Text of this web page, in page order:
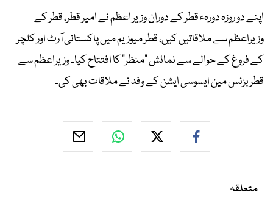
اپنے دو روزہ دورہء قطر کے دوران وزیر اعظم نے امیر قطر، قطر کے
وزیراعظم سے ملاقاتیں کیں، قطر میوزیم میں پاکستانی آرٹ اور کلچر
کے فروغ کے حوالے سے نمائش "منظر" کا افتتاح کیا۔ وزیراعظم سے
قطر بزنس مین ایسوسی ایشن کے وفد نے ملاقات بھی کی۔
متعلقہ